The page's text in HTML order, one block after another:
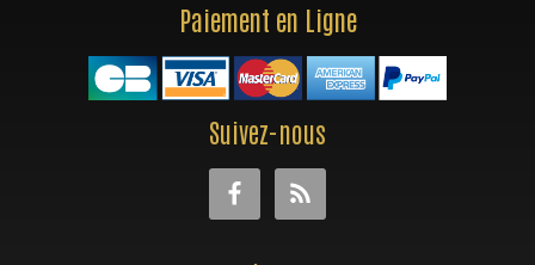
Paiement en Ligne
Suivez-nous